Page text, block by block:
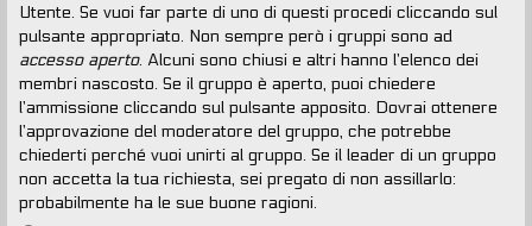
Utente. Se vuoi far parte di uno di questi procedi cliccando sul
pulsante appropriato. Non sempre però i gruppi sono ad
accesso aperto. Alcuni sono chiusi e altri hanno l’elenco dei
membri nascosto. Se il gruppo è aperto, puoi chiedere
l’ammissione cliccando sul pulsante apposito. Dovrai ottenere
l’approvazione del moderatore del gruppo, che potrebbe
chiederti perché vuoi unirti al gruppo. Se il leader di un gruppo
non accetta la tua richiesta, sei pregato di non assillarlo:
probabilmente ha le sue buone ragioni.